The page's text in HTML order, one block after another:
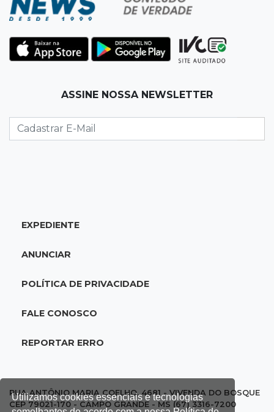
Utilizamos cookies essenciais e tecnologias
Corinthians vence Bragantino por 2 a 0 e sobe
para 7º no Brasileirão
Na Vila Belmiro
lugar no Brasileirão
18:33Em 2022
adolescente atropelada no Amazonas
18:15 Nubank Parque
1% da população de pets na Capital
ASSINE NOSSA NEWSLETTER
EXPEDIENTE
ANUNCIAR
POLÍTICA DE PRIVACIDADE
FALE CONOSCO
REPORTAR ERRO
RUA ANTÔNIO MARIA COELHO, 4681 - VIVENDA DO BOSQUE
CEP 79021-170 - CAMPO GRANDE - MS (67) 3316-7200